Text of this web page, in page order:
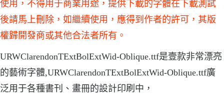
使用，不得用于商業用途，提供下載的字體在下載測試
後請馬上刪除，如繼續使用，應得到作者的許可，其版
權歸開發商或其他合法者所有。
URWClarendonTExtBolExtWid-Oblique.ttf是壹款非常漂亮
的藝術字體,URWClarendonTExtBolExtWid-Oblique.ttf廣
泛用于各種書刊、畫冊的設計印刷中，